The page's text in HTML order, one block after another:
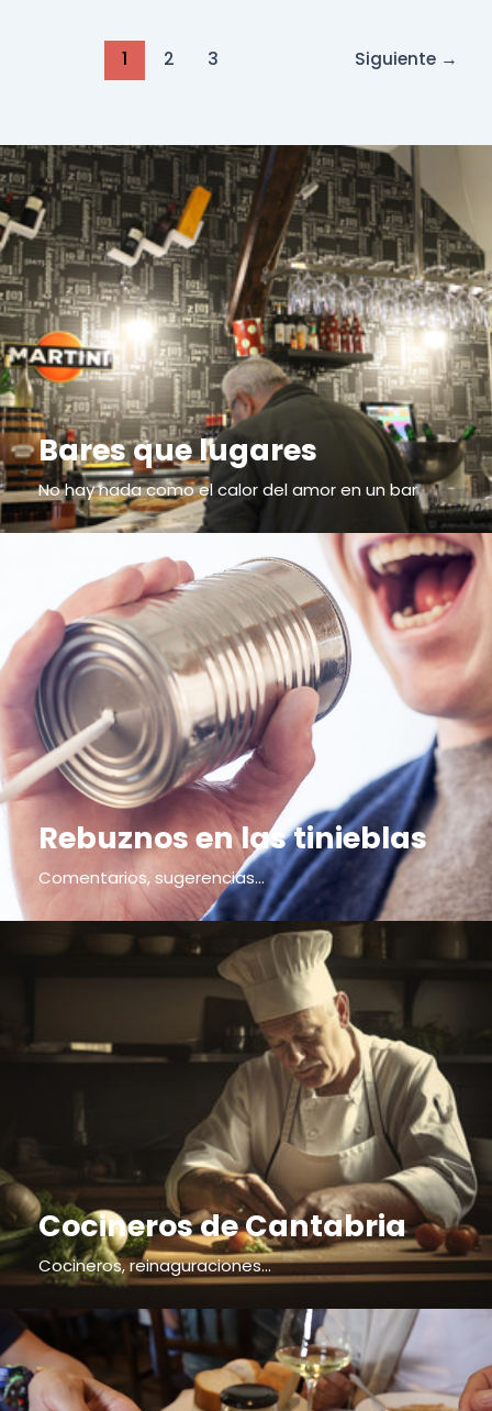
1 2 3 Siguiente →
Bares que lugares
No hay nada como el calor del amor en un bar
Rebuznos en las tinieblas
Comentarios, sugerencias...
Cocineros de Cantabria
Cocineros, reinaguraciones...